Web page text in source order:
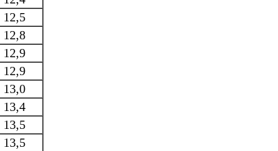
12,5
12,8
12,9
12,9
13,0
13,4
13,5
13,5